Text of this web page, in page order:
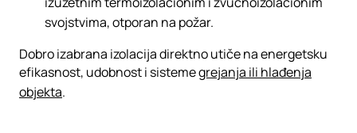
svojstvima, otporan na požar.
Dobro izabrana izolacija direktno utiče na energetsku
efikasnost, udobnost i sistemegrejanja ili hlađenja
objekta.